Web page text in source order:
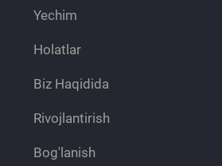
Yechim
Holatlar
Biz Haqidida
Rivojlantirish
Bog'lanish